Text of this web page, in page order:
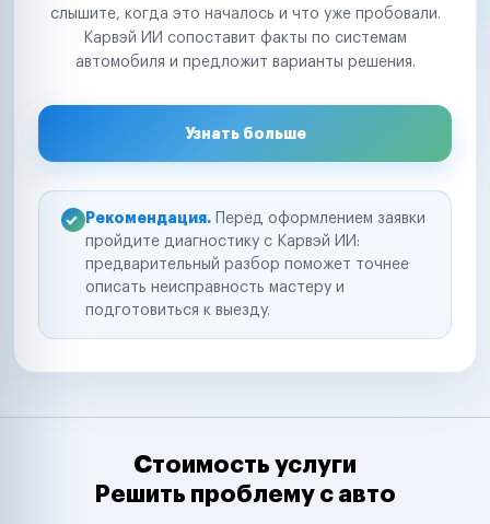
слышите, когда это началось и что уже пробовали.
Карвэй ИИ сопоставит факты по системам
автомобиля и предложит варианты решения.
Узнать больше
Рекомендация. Перед оформлением заявки
пройдите диагностику с Карвэй ИИ:
предварительный разбор поможет точнее
описать неисправность мастеру и
подготовиться к выезду.
Стоимость услуги
Решить проблему с авто